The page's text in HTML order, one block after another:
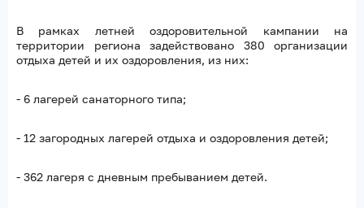
В рамках летней оздоровительной кампании на
территории региона задействовано 380 организации
отдыха детей и их оздоровления, из них:
- 6 лагерей санаторного типа;
- 12 загородных лагерей отдыха и оздоровления детей;
- 362 лагеря с дневным пребыванием детей.